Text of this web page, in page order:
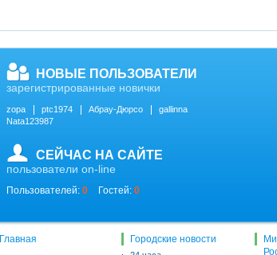
НОВЫЕ ПОЛЬЗОВАТЕЛИ
зарегистрированные новички
zopa ptc1974 Абрау-Дюрсо
gallinna
Nata123987
СЕЙЧАС НА САЙТЕ
пользователи on-line
Пользователей: 0 Гостей: 0
Главная Городские новости